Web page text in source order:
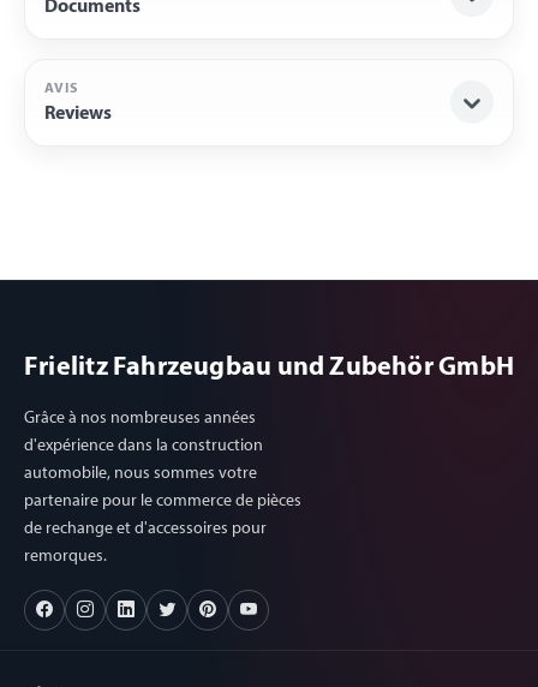
Documents
AVIS
Reviews
Frielitz Fahrzeugbau und Zubehör GmbH
Grâce à nos nombreuses années
d'expérience dans la construction
automobile, nous sommes votre
partenaire pour le commerce de pièces
de rechange et d'accessoires pour
remorques.